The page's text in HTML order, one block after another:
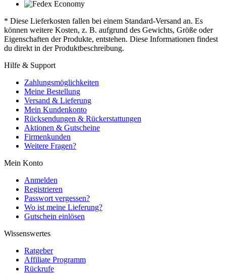
* Diese Lieferkosten fallen bei einem Standard-Versand an. Es
können weitere Kosten, z. B. aufgrund des Gewichts, Größe oder
Eigenschaften der Produkte, entstehen. Diese Informationen findest
du direkt in der Produktbeschreibung.
Hilfe & Support
Zahlungsmöglichkeiten
Meine Bestellung
Versand & Lieferung
Mein Kundenkonto
Rücksendungen & Rückerstattungen
Aktionen & Gutscheine
Firmenkunden
Weitere Fragen?
Mein Konto
Anmelden
Registrieren
Passwort vergessen?
Wo ist meine Lieferung?
Gutschein einlösen
Wissenswertes
Ratgeber
Affiliate Programm
Rückrufe